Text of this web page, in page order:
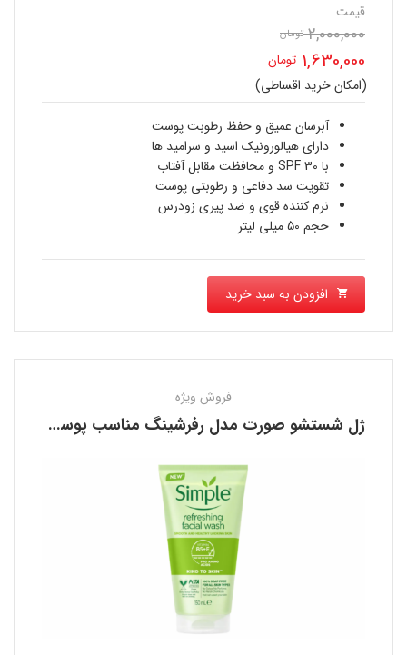
قیمت
2,000,000 تومان
اصلی
2,000,000 تومان
بود.
1,630,000 تومان
قیمت
فعلی
1,630,000 تومان
است.
(امکان خرید اقساطی)
آبرسان عمیق و حفظ رطوبت پوست
دارای هیالورونیک اسید و سرامید ها
با SPF 30 و محافظت مقابل آفتاب
تقویت سد دفاعی و رطوبتی پوست
نرم کننده قوی و ضد پیری زودرس
حجم 50 میلی لیتر
افزودن به سبد خرید
فروش ویژه
ژل شستشو صورت مدل رفرشینگ مناسب پوست حساس سیمپل SIMPLE